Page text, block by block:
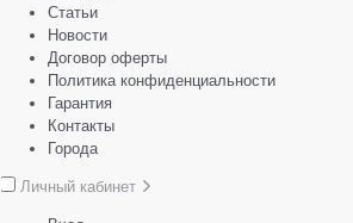
Статьи
Новости
Договор оферты
Политика конфиденциальности
Гарантия
Контакты
Города
Личный кабинет